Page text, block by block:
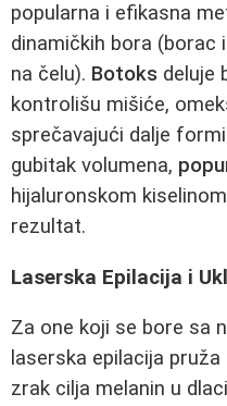
popularna i efikasna
dinamičkih bora (borac
na čelu). Botoks deluje
kontrolišu mišiće,
sprečavajući dalje
gubitak volumena,
hijaluronskom
rezultat.
Laserska Epilacija i
Za one koji se bore sa
laserska epilacija
zrak cilja melanin u